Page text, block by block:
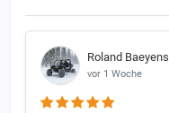
Roland Baeyens
vor 1 Woche